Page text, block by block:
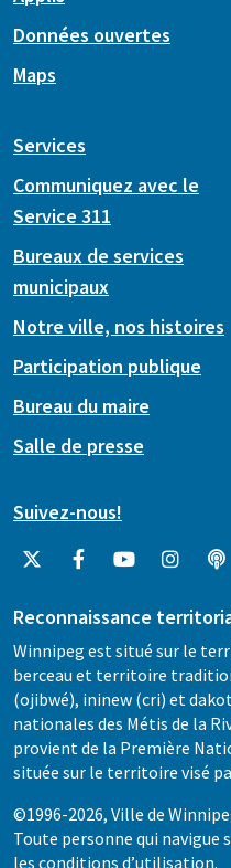
Données ouvertes
Maps
Services
Communiquez avec le
Service 311
Bureaux de services
municipaux
Notre ville, nos histoires
Participation publique
Bureau du maire
Salle de presse
Suivez-nous!
Reconnaissance
Winnipeg est situé sur le
berceau et territoire
(ojibwé), ininew (cri) et
nationales des Métis de la
provient de la Première
située sur le territoire visé
©1996-2026, Ville de
Toute personne qui navigue
les conditions d’utilisation.